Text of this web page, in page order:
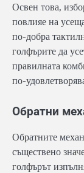
Освен това,
повлияе на
по-добра
голфърите да
правилната
по-
Обратни
Обратните
съществено
голфърът